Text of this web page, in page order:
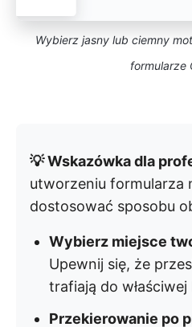
Wybierz jasny lub ciemny
formularze
💡 Wskazówka dla
utworzeniu formularza
dostosować sposobu
Wybierz miejsce
Upewnij się, że
trafiają do
Przekierowanie po